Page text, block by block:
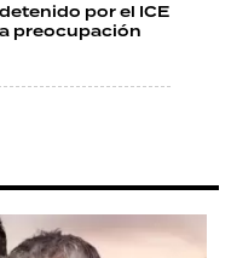
por el ICE
preocupación